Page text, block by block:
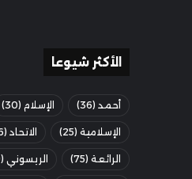
الأكثر شيوعا
أحمد (36) الإسلام (30)
الإسلامية (25) الاتحاد (26)
الرائعة (75) الريسوني (669)